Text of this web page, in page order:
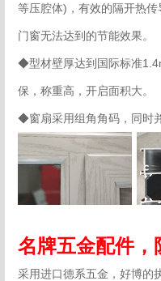
等压腔体)，有效的隔开热
门窗无法达到的节能效果。
◆型材壁厚达到国际标准
保，称重高，开启面积大。
◆窗扇采用组角角码，同时
名牌五金配件，
采用进口德系五金，好博的